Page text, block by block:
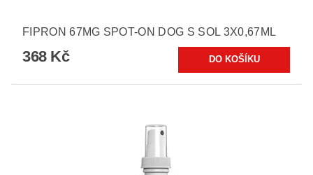
FIPRON 67MG SPOT-ON DOG S SOL 3X0,67ML
368 Kč